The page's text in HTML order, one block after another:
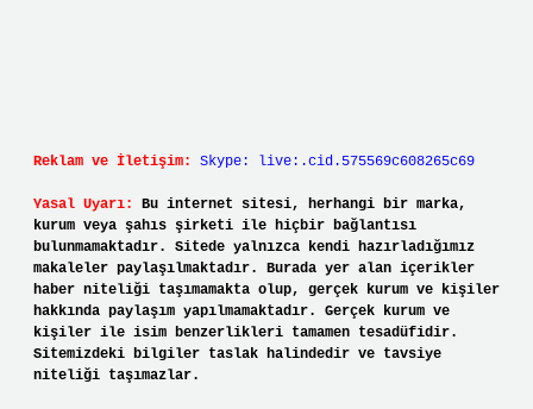
Reklam ve İletişim: Skype: live:.cid.575569c608265c69
Yasal Uyarı:
Bu internet sitesi, herhangi bir marka,
kurum veya şahıs şirketi ile hiçbir bağlantısı
bulunmamaktadır. Sitede yalnızca kendi hazırladığımız
makaleler paylaşılmaktadır. Burada yer alan içerikler
haber niteliği taşımamakta olup, gerçek kurum ve kişiler
hakkında paylaşım yapılmamaktadır. Gerçek kurum ve
kişiler ile isim benzerlikleri tamamen tesadüfidir.
Sitemizdeki bilgiler taslak halindedir ve tavsiye
niteliği taşımazlar.